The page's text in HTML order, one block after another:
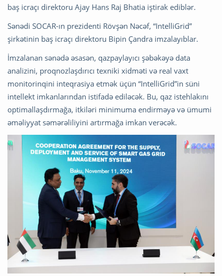
baş icraçı direktoru Ajay Hans Raj Bhatia iştirak ediblər.
Sənədi SOCAR-ın prezidenti Rövşən Nəcəf, “IntelliGrid”
şirkətinin baş icraçı direktoru Bipin Çandra imzalayıblar.
İmzalanan sənədə əsasən, qazpaylayıcı şəbəkəyə data
analizini, proqnozlaşdırıcı texniki xidməti və real vaxt
monitorinqini inteqrasiya etmək üçün “IntelliGrid”in süni
intellekt imkanlarından istifadə ediləcək. Bu, qaz istehlakını
optimallaşdırmağa, itkiləri minimuma endirməyə və ümumi
əməliyyat səmərəliliyini artırmağa imkan verəcək.